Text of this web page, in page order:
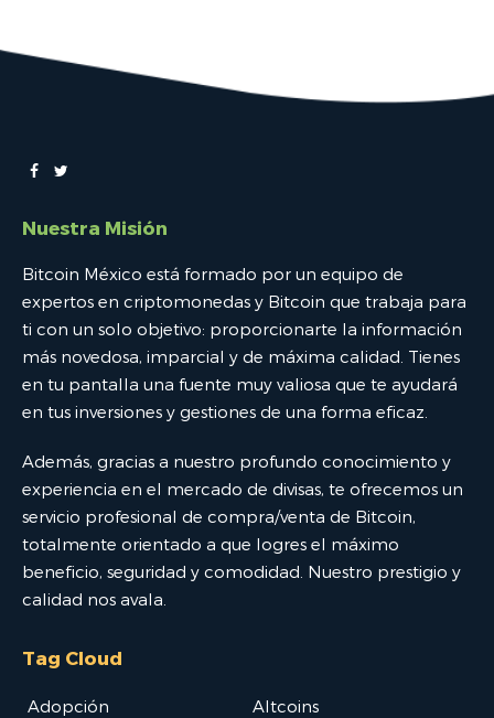
Nuestra Misión
Bitcoin México está formado por un equipo de
expertos en criptomonedas y Bitcoin que trabaja para
ti con un solo objetivo: proporcionarte la información
más novedosa, imparcial y de máxima calidad. Tienes
en tu pantalla una fuente muy valiosa que te ayudará
en tus inversiones y gestiones de una forma eficaz.
Además, gracias a nuestro profundo conocimiento y
experiencia en el mercado de divisas, te ofrecemos un
servicio profesional de compra/venta de Bitcoin,
totalmente orientado a que logres el máximo
beneficio, seguridad y comodidad. Nuestro prestigio y
calidad nos avala.
Tag Cloud
Adopción
Altcoins